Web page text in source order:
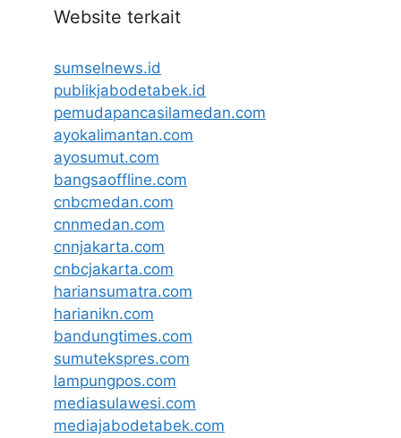
Website terkait
sumselnews.id
publikjabodetabek.id
pemudapancasilamedan.com
ayokalimantan.com
ayosumut.com
bangsaoffline.com
cnbcmedan.com
cnnmedan.com
cnnjakarta.com
cnbcjakarta.com
hariansumatra.com
harianikn.com
bandungtimes.com
sumutekspres.com
lampungpos.com
mediasulawesi.com
mediajabodetabek.com